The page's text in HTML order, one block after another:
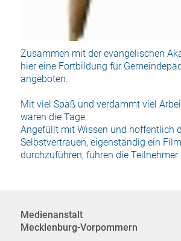
Zusammen mit der evangelischen
hier eine Fortbildung für
angeboten.
Mit viel Spaß und verdammt viel
waren die Tage.
Angefüllt mit Wissen und hoffentlich
Selbstvertrauen, eigenständig ein
durchzuführen, fuhren die Teilnehmer
Medienanstalt
Mecklenburg-Vorpommern